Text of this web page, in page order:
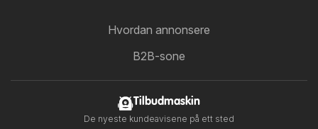
Hvordan annonsere
B2B-sone
Tilbudmaskin
De nyeste kundeavisene på ett sted